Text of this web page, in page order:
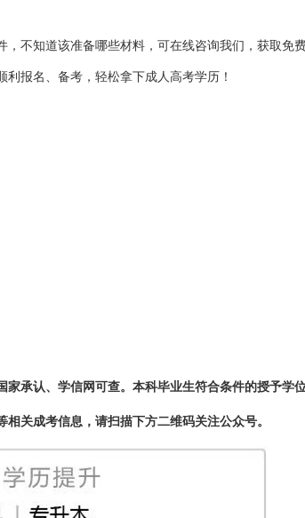
不知道该准备哪些材料，可在线咨询我们，获取免
利报名、备考，轻松拿下成人高考学历！
承认、学信网可查。 本科毕业生符合条件的授予学
关成考信息，请扫描下方二维码关注公众号。